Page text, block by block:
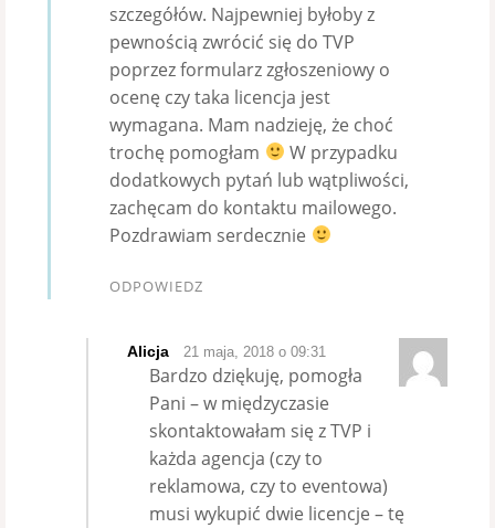
szczegółów. Najpewniej byłoby z
pewnością zwrócić się do TVP
poprzez formularz zgłoszeniowy o
ocenę czy taka licencja jest
wymagana. Mam nadzieję, że choć
trochę pomogłam
W przypadku
dodatkowych pytań lub wątpliwości,
zachęcam do kontaktu mailowego.
Pozdrawiam serdecznie
ODPOWIEDZ
Alicja 21 maja, 2018 o 09:31
Bardzo dziękuję, pomogła
Pani – w międzyczasie
skontaktowałam się z TVP i
każda agencja (czy to
reklamowa, czy to eventowa)
musi wykupić dwie licencje – tę